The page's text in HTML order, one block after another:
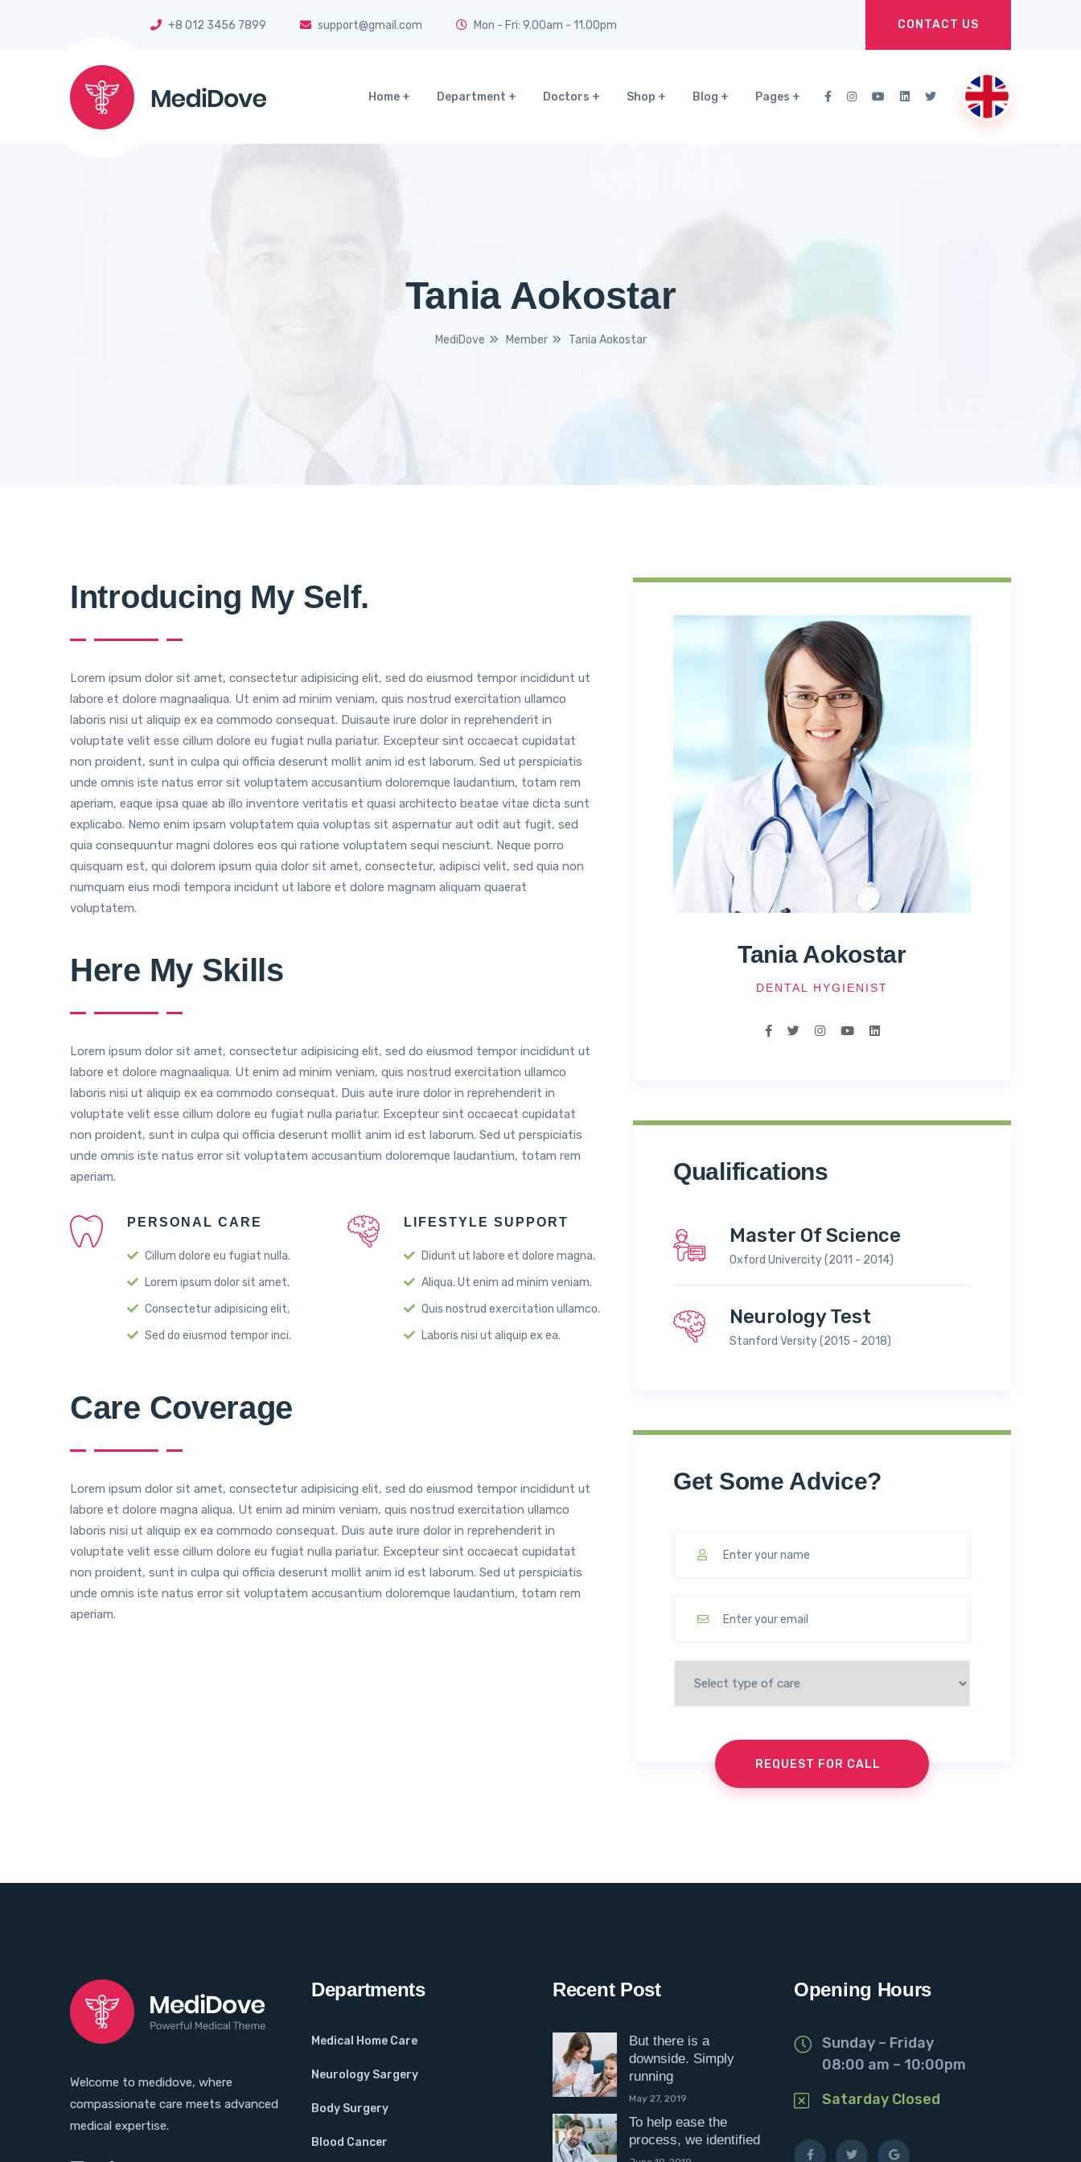
+8 012 3456 7899 support@gmail.com Mon - Fri: 9.00am - 11.00pm CONTACT US
Home Department Doctors Shop Blog Pages
Tania Aokostar
MediDove Member Tania Aokostar
Introducing My Self.
Lorem ipsum dolor sit amet, consectetur adipisicing elit, sed do eiusmod tempor incididunt ut
labore et dolore magnaaliqua. Ut enim ad minim veniam, quis nostrud exercitation ullamco
laboris nisi ut aliquip ex ea commodo consequat. Duisaute irure dolor in reprehenderit in
voluptate velit esse cillum dolore eu fugiat nulla pariatur. Excepteur sint occaecat cupidatat
non proident, sunt in culpa qui officia deserunt mollit anim id est laborum. Sed ut perspiciatis
unde omnis iste natus error sit voluptatem accusantium doloremque laudantium, totam rem
aperiam, eaque ipsa quae ab illo inventore veritatis et quasi architecto beatae vitae dicta sunt
explicabo. Nemo enim ipsam voluptatem quia voluptas sit aspernatur aut odit aut fugit, sed
quia consequuntur magni dolores eos qui ratione voluptatem sequi nesciunt. Neque porro
quisquam est, qui dolorem ipsum quia dolor sit amet, consectetur, adipisci velit, sed quia non
numquam eius modi tempora incidunt ut labore et dolore magnam aliquam quaerat
voluptatem.
Here My Skills
Lorem ipsum dolor sit amet, consectetur adipisicing elit, sed do eiusmod tempor incididunt ut
labore et dolore magnaaliqua. Ut enim ad minim veniam, quis nostrud exercitation ullamco
laboris nisi ut aliquip ex ea commodo consequat. Duis aute irure dolor in reprehenderit in
voluptate velit esse cillum dolore eu fugiat nulla pariatur. Excepteur sint occaecat cupidatat
non proident, sunt in culpa qui officia deserunt mollit anim id est laborum. Sed ut perspiciatis
unde omnis iste natus error sit voluptatem accusantium doloremque laudantium, totam rem
aperiam.
PERSONAL CARE
Cillum dolore eu fugiat nulla.
Lorem ipsum dolor sit amet.
Consectetur adipisicing elit,
Sed do eiusmod tempor inci.
LIFESTYLE SUPPORT
Didunt ut labore et dolore magna.
Aliqua. Ut enim ad minim veniam.
Quis nostrud exercitation ullamco.
Laboris nisi ut aliquip ex ea.
Care Coverage
Lorem ipsum dolor sit amet, consectetur adipisicing elit, sed do eiusmod tempor incididunt ut
labore et dolore magna aliqua. Ut enim ad minim veniam, quis nostrud exercitation ullamco
laboris nisi ut aliquip ex ea commodo consequat. Duis aute irure dolor in reprehenderit in
voluptate velit esse cillum dolore eu fugiat nulla pariatur. Excepteur sint occaecat cupidatat
non proident, sunt in culpa qui officia deserunt mollit anim id est laborum. Sed ut perspiciatis
unde omnis iste natus error sit voluptatem accusantium doloremque laudantium, totam rem
aperiam.
Tania Aokostar
DENTAL HYGIENIST
Qualifications
Master Of Science
Oxford Univercity (2011 - 2014)
Neurology Test
Stanford Versity (2015 - 2018)
Get Some Advice?
Welcome to medidove, where
compassionate care meets advanced
medical expertise.
Departments
Medical Home Care
Neurology Sargery
Body Surgery
Blood Cancer
Recent Post
But there is a
downside. Simply
running
May 27, 2019
To help ease the
process, we identified
Opening Hours
Sunday – Friday
08:00 am – 10:00pm
Satarday Closed